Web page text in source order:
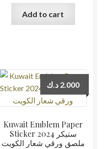
Add to cart
Kuwait Emblem Paper
Sticker 2024 ستيكر
ملصق ورقي شعار الكويت
2.000 د.ك